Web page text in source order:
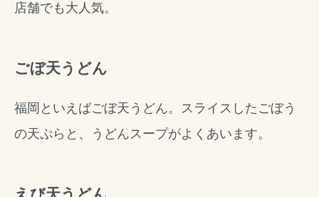
店舗でも大人気。
ごぼ天うどん
福岡といえばごぼ天うどん。スライスしたごぼう
の天ぷらと、うどんスープがよくあいます。